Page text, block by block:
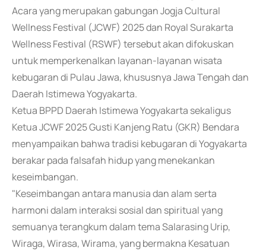
Acara yang merupakan gabungan Jogja Cultural
Wellness Festival (JCWF) 2025 dan Royal Surakarta
Wellness Festival (RSWF) tersebut akan difokuskan
untuk memperkenalkan layanan-layanan wisata
kebugaran di Pulau Jawa, khususnya Jawa Tengah dan
Daerah Istimewa Yogyakarta.
Ketua BPPD Daerah Istimewa Yogyakarta sekaligus
Ketua JCWF 2025 Gusti Kanjeng Ratu (GKR) Bendara
menyampaikan bahwa tradisi kebugaran di Yogyakarta
berakar pada falsafah hidup yang menekankan
keseimbangan.
"Keseimbangan antara manusia dan alam serta
harmoni dalam interaksi sosial dan spiritual yang
semuanya terangkum dalam tema Salarasing Urip,
Wiraga, Wirasa, Wirama, yang bermakna Kesatuan